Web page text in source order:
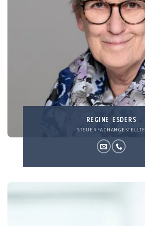
REGINE ESDERS
STEUERFACHANGESTELLTE